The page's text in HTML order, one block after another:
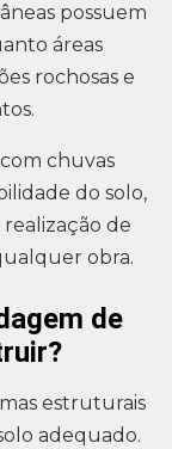
possuem
áreas
rochosas e
chuvas
do solo,
de
obra.
de
estruturais
adequado.